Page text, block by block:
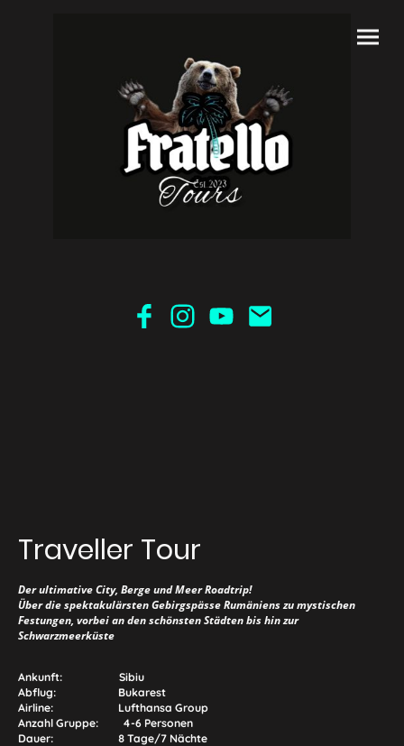
Traveller Tour
Der ultimative City, Berge und Meer Roadtrip!
Über die spektakulärsten Gebirgspässe Rumäniens zu mystischen
Festungen, vorbei an den schönsten Städten bis hin zur
Schwarzmeerküste
Ankunft: Sibiu
Abflug: Bukarest
Airline: Lufthansa Group
Anzahl Gruppe: 4-6 Personen
Dauer: 8 Tage/7 Nächte